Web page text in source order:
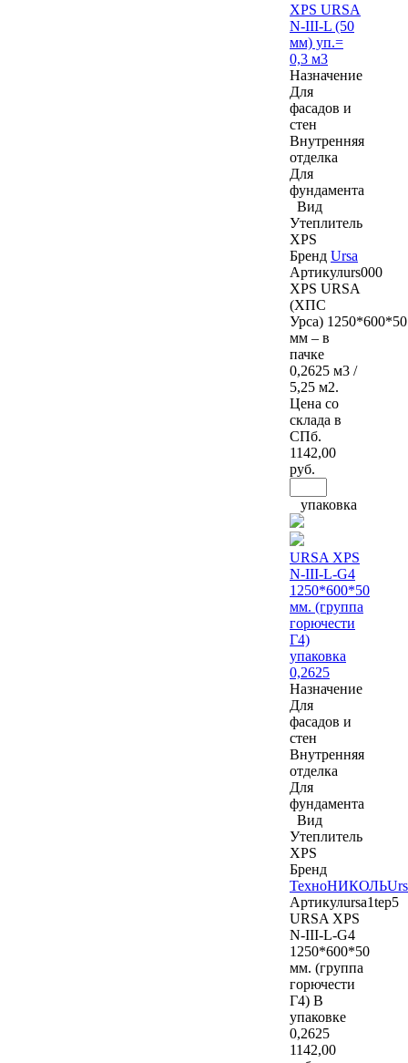
XPS URSA
N-III-L (50
мм) уп.=
0,3 м3
Назначение
Для
фасадов и
стен
Внутренняя
отделка
Для
фундамента
Вид
Утеплитель
XPS
Бренд Ursa
Артикулurs000
XPS URSA
(ХПС
Урса) 1250*600*50
мм – в
пачке
0,2625 м3 /
5,25 м2.
Цена со
склада в
СПб.
1142,00
руб.
упаковка
URSA XPS
N-III-L-G4
1250*600*50
мм. (группа
горючести
Г4)
упаковка
0,2625
Назначение
Для
фасадов и
стен
Внутренняя
отделка
Для
фундамента
Вид
Утеплитель
XPS
Бренд
ТехноНИКОЛЬ
Артикулursa1tep5
URSA XPS
N-III-L-G4
1250*600*50
мм. (группа
горючести
Г4) В
упаковке
0,2625
1142,00